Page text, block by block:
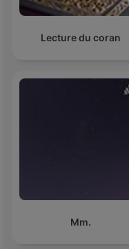
Lecture du coran
Mm.